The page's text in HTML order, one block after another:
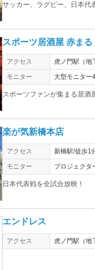
サッカー、ラグビー、日本代
スポーツ居酒屋 赤ま
アクセス 虎ノ門駅（地
モニター 大型モニター
スポーツファンが集まる居酒
楽が気新橋本店
アクセス 新橋駅/徒歩1
モニター プロジェクタ
日本代表戦を全試合放映！
エンドレス
アクセス 虎ノ門駅（地